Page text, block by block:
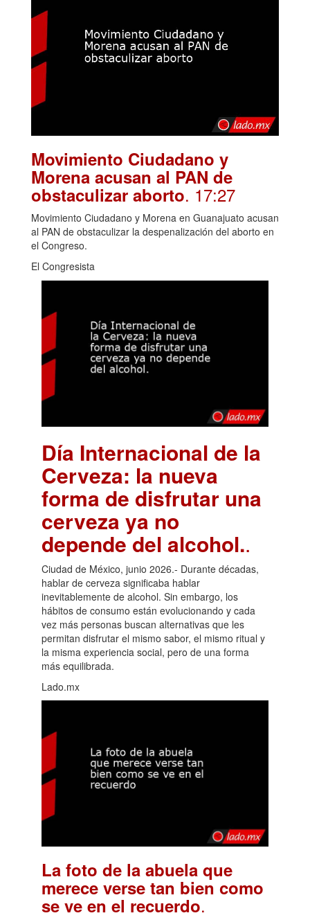
Movimiento Ciudadano y
Morena acusan al PAN de
obstaculizar aborto. 17:27
Movimiento Ciudadano y Morena en Guanajuato acusan
al PAN de obstaculizar la despenalización del aborto en
el Congreso.
El Congresista
Día Internacional de la
Cerveza: la nueva
forma de disfrutar una
cerveza ya no
depende del alcohol..
Ciudad de México, junio 2026.- Durante décadas,
hablar de cerveza significaba hablar
inevitablemente de alcohol. Sin embargo, los
hábitos de consumo están evolucionando y cada
vez más personas buscan alternativas que les
permitan disfrutar el mismo sabor, el mismo ritual y
la misma experiencia social, pero de una forma
más equilibrada.
Lado.mx
La foto de la abuela que
merece verse tan bien como
se ve en el recuerdo.